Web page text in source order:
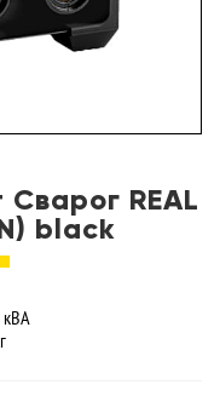
REAL
black
кВА